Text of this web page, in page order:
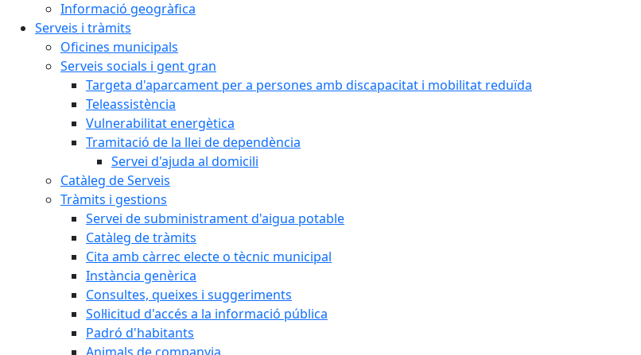
Informació geogràfica
Serveis i tràmits
Oficines municipals
Serveis socials i gent gran
Targeta d'aparcament per a persones amb discapacitat i mobilitat reduïda
Teleassistència
Vulnerabilitat energètica
Tramitació de la llei de dependència
Servei d'ajuda al domicili
Catàleg de Serveis
Tràmits i gestions
Servei de subministrament d'aigua potable
Catàleg de tràmits
Cita amb càrrec electe o tècnic municipal
Instància genèrica
Consultes, queixes i suggeriments
Sol·licitud d'accés a la informació pública
Padró d'habitants